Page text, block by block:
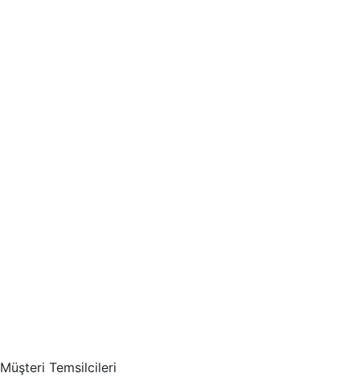
Müşteri Temsilcileri